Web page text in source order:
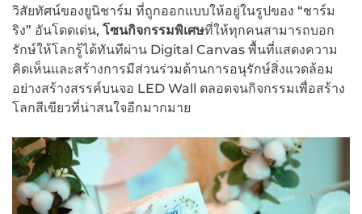
วิสัยทัศน์ของยูนิชาร์ม ที่ถูกออกแบบให้อยู่ในรูปของ “ชาร์ม
ริง” อันโดดเด่น, โซนกิจกรรมพิเศษที่ให้ทุกคนสามารถบอก
รักษ์ให้โลกรู้ได้ทันทีผ่าน Digital Canvas พื้นที่แสดงความ
คิดเห็นและสร้างการมีส่วนร่วมด้านการอนุรักษ์สิ่งแวดล้อม
อย่างสร้างสรรค์บนจอ LED Wall ตลอดจนกิจกรรมเพื่อสร้าง
โลกสีเขียวที่น่าสนใจอีกมากมาย